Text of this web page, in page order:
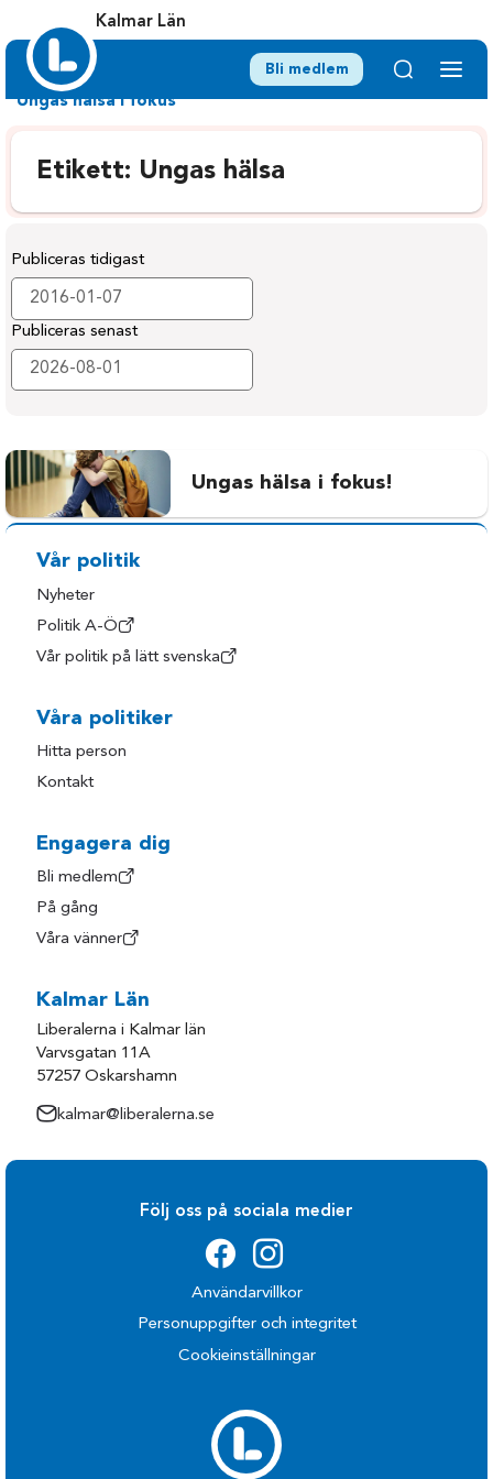
Kalmar Län
Bli medlem
Ungas hälsa i fokus
Etikett: Ungas hälsa
Publiceras tidigast
Publiceras senast
Ungas hälsa i fokus!
Vår politik
Nyheter
Politik A-Ö
Vår politik på lätt svenska
Våra politiker
Hitta person
Kontakt
Engagera dig
Bli medlem
På gång
Våra vänner
Kalmar Län
Liberalerna i Kalmar län
Varvsgatan 11A
57257 Oskarshamn
kalmar@liberalerna.se
Följ oss på sociala medier
Användarvillkor
Personuppgifter och integritet
Cookieinställningar